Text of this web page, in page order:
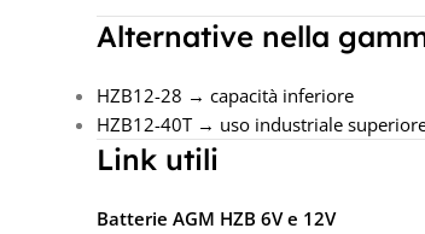
Alternative nella
HZB12-28 → capacità inferiore
HZB12-40T → uso industriale
Link utili
Batterie AGM HZB 6V e 12V